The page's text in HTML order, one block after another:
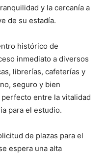
y la cercanía a
de su estadía.
histórico de
inmediato a diversos
librerías, cafeterías y
seguro y bien
entre la vitalidad
para el estudio.
de plazas para el
espera una alta